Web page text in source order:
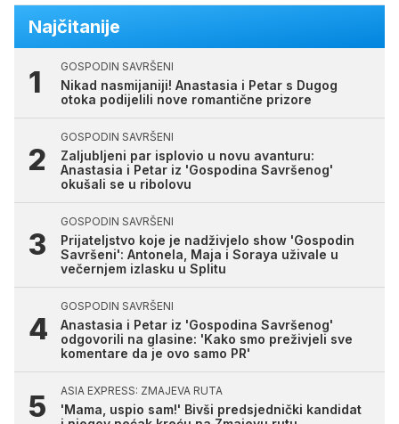
Najčitanije
GOSPODIN SAVRŠENI
Nikad nasmijaniji! Anastasia i Petar s Dugog
otoka podijelili nove romantične prizore
GOSPODIN SAVRŠENI
Zaljubljeni par isplovio u novu avanturu:
Anastasia i Petar iz 'Gospodina Savršenog'
okušali se u ribolovu
GOSPODIN SAVRŠENI
Prijateljstvo koje je nadživjelo show 'Gospodin
Savršeni': Antonela, Maja i Soraya uživale u
večernjem izlasku u Splitu
GOSPODIN SAVRŠENI
Anastasia i Petar iz 'Gospodina Savršenog'
odgovorili na glasine: 'Kako smo preživjeli sve
komentare da je ovo samo PR'
ASIA EXPRESS: ZMAJEVA RUTA
'Mama, uspio sam!' Bivši predsjednički kandidat